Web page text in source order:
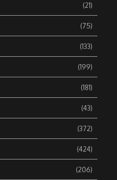
(21)
(75)
(133)
(199)
(181)
(43)
(372)
(424)
(206)